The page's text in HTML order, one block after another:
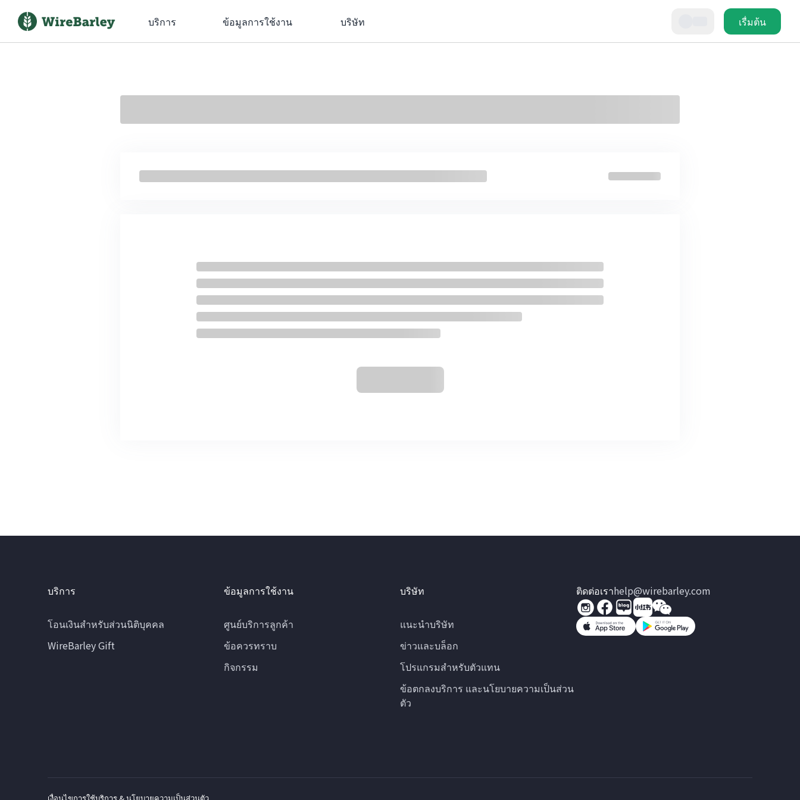
บริการ ข้อมูลการใช้งาน บริษัท เรื่มต้น
บริการ
โอนเงินสำหรับส่วนนิติบุคคล
WireBarley Gift
ข้อมูลการใช้งาน
ศูนย์บริการลูกค้า
ข้อควรทราบ
กิจกรรม
บริษัท
แนะนำบริษัท
ข่าวและบล็อก
โปรแกรมสำหรับตัวแทน
ข้อตกลงบริการ และนโยบายความเป็นส่วน
ตัว
ติดต่อเราhelp@wirebarley.com